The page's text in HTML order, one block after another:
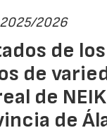
2026
de los
de
de
de